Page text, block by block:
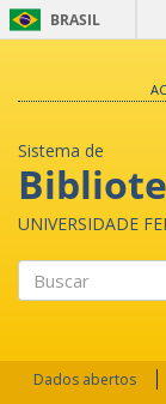
BRASIL
Sistema de
UNIVERSIDADE
Dados abertos